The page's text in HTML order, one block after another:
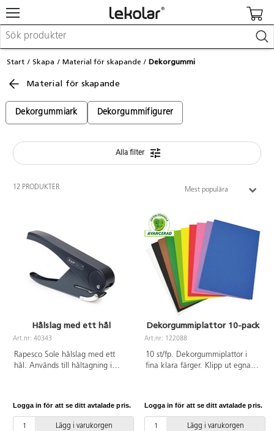
Möbler & inredning
Skapa
Lära
Barnvagnar & småbarnsartiklar
Start Skapa Material för skapande Dekorgummi
Material för skapande
Dekorgummiark Dekorgummifigurer
Alla filter
12 PRODUKTER Mest populära
Hålslag med ett hål
Art.nr: 40343
Rapesco Sole hålslag med ett
hål. Används till håltagning i
pulverlackad yta. Bra grepp.
Håldiameter 6 mm. 15 års
Logga in för att se ditt avtalade pris.
Lägg i varukorgen
Dekorgummiplattor 10-pack
Art.nr: 122088
10 st/fp. Dekorgummiplattor i
fina klara färger. Klipp ut egna
EVA. PVC-fri.
Logga in för att se ditt avtalade pris.
Lägg i varukorgen